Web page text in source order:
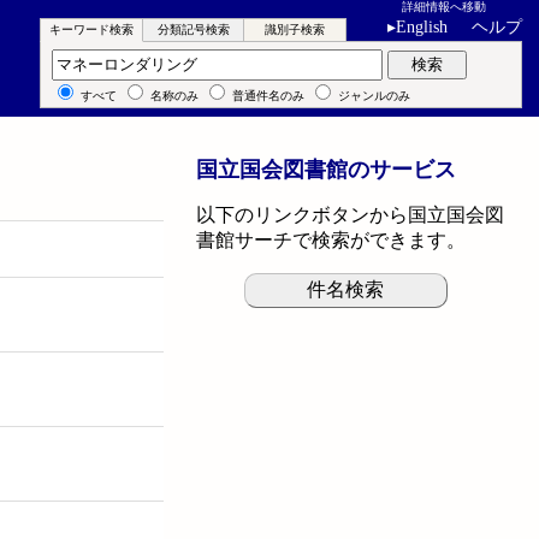
詳細情報へ移動
▸English ヘルプ
キーワード検索 分類記号検索 識別子検索
キーワード検索 検索
すべて 名称のみ 普通件名のみ ジャンルのみ
国立国会図書館のサービス
以下のリンクボタンから国立国会図
書館サーチで検索ができます。
件名検索